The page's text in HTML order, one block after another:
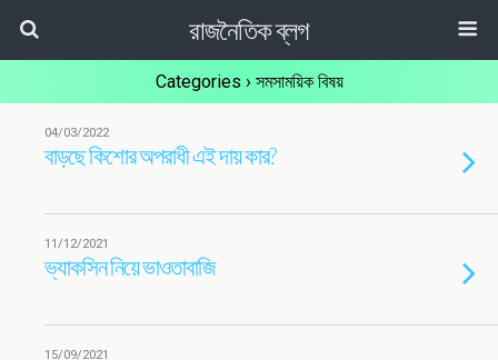
রাজনৈতিক ব্লগ
Categories › সমসাময়িক বিষয়
04/03/2022
বাড়ছে কিশোর অপরাধী এই দায় কার?
11/12/2021
ভ্যাকসিন নিয়ে ভাওতাবাজি
15/09/2021